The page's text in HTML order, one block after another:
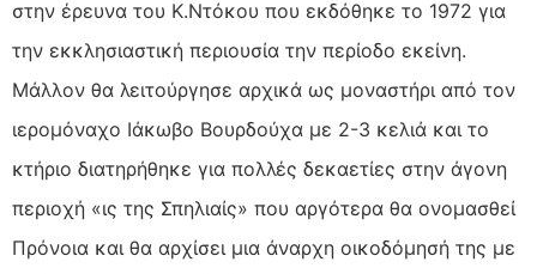
στην έρευνα του Κ.Ντόκου που εκδόθηκε το 1972 για
την εκκλησιαστική περιουσία την περίοδο εκείνη.
Μάλλον θα λειτούργησε αρχικά ως μοναστήρι από τον
ιερομόναχο Ιάκωβο Βουρδούχα με 2-3 κελιά και το
κτήριο διατηρήθηκε για πολλές δεκαετίες στην άγονη
περιοχή «ις της Σπηλιαίς» που αργότερα θα ονομασθεί
Πρόνοια και θα αρχίσει μια άναρχη οικοδόμησή της με